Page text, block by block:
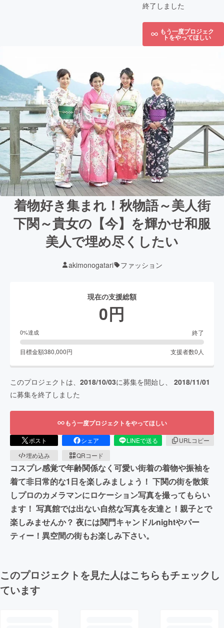
終了しました
もう一度プロジェク
トをやってほしい
着物好き集まれ！秋物語～美人街
下関～貴女の【今】を輝かせ和服
美人で埋め尽くしたい
akimonogatari ファッション
現在の支援総額
0円
0%達成 終了
目標金額380,000円 支援者数0 人
このプロジェクトは、 2018/10/03に募集を開始し、 2018/11/01
に募集を終了しました
もう一度プロジェクトをやってほしい
ポスト シェア LINEで送る
URLコピー
埋め込み
QRコード
コスプレ感覚で年齢関係なく可愛い街着の着物や振袖を
着て非日常的な1日を楽しみましょう！ 下関の街を散策
しプロのカメラマンにロケーション写真を撮ってもらい
ます！ 写真館では出ない自然な写真を友達と！親子とで
楽しみませんか？ 夜には関門キャンドルnightやパー
ティー！異空間の街もお楽しみ下さい。
このプロジェクトを見た人はこちらもチェックし
ています